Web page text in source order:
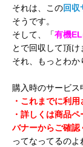
それは、この回収
そうです。
そして、「有機
とで回収して頂け
それ、もっとわか
購入時のサービス
・これまでに利
・詳しくは商品
バナーからご確認
ってなってるのよ